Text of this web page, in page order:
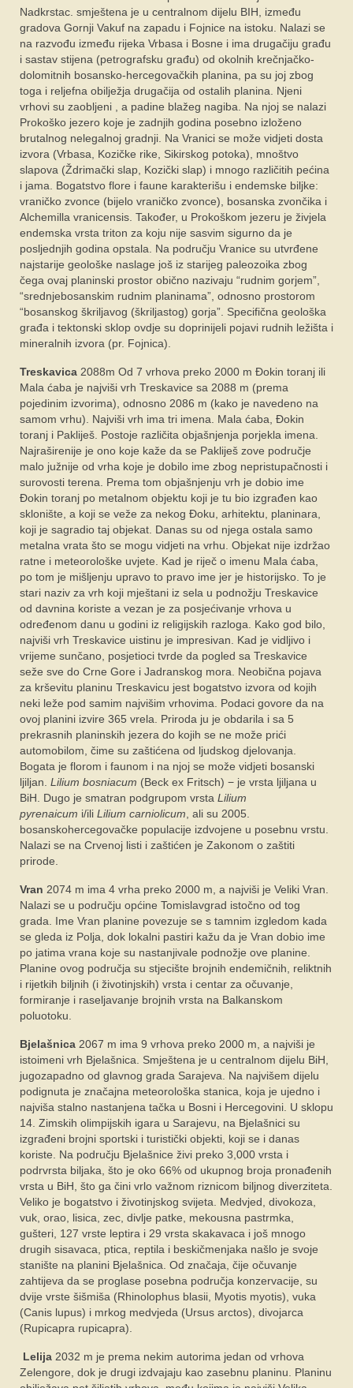
Nadkrstac. smještena je u centralnom dijelu BIH, između
gradova Gornji Vakuf na zapadu i Fojnice na istoku. Nalazi se
na razvođu između rijeka Vrbasa i Bosne i ima drugačiju građu
i sastav stijena (petrografsku građu) od okolnih krečnjačko-
dolomitnih bosansko-hercegovačkih planina, pa su joj zbog
toga i reljefna obilježja drugačija od ostalih planina. Njeni
vrhovi su zaobljeni , a padine blažeg nagiba. Na njoj se nalazi
Prokoško jezero koje je zadnjih godina posebno izloženo
brutalnog nelegalnoj gradnji. Na Vranici se može vidjeti dosta
izvora (Vrbasa, Kozičke rike, Sikirskog potoka), mnoštvo
slapova (Ždrimački slap, Kozički slap) i mnogo različitih pećina
i jama. Bogatstvo flore i faune karakterišu i endemske biljke:
vraničko zvonce (bijelo vraničko zvonce), bosanska zvončika i
Alchemilla vranicensis. Također, u Prokoškom jezeru je živjela
endemska vrsta triton za koju nije sasvim sigurno da je
posljednjih godina opstala. Na području Vranice su utvrđene
najstarije geološke naslage još iz starijeg paleozoika zbog
čega ovaj planinski prostor obično nazivaju “rudnim gorjem”,
“srednjebosanskim rudnim planinama”, odnosno prostorom
“bosanskog škriljavog (škriljastog) gorja”. Specifična geološka
građa i tektonski sklop ovdje su doprinijeli pojavi rudnih ležišta i
mineralnih izvora (pr. Fojnica).
Treskavica 2088m Od 7 vrhova preko 2000 m Đokin toranj ili
Mala ćaba je najviši vrh Treskavice sa 2088 m (prema
pojedinim izvorima), odnosno 2086 m (kako je navedeno na
samom vrhu). Najviši vrh ima tri imena. Mala ćaba, Đokin
toranj i Pakliješ. Postoje različita objašnjenja porjekla imena.
Najraširenije je ono koje kaže da se Pakliješ zove područje
malo južnije od vrha koje je dobilo ime zbog nepristupačnosti i
surovosti terena. Prema tom objašnjenju vrh je dobio ime
Đokin toranj po metalnom objektu koji je tu bio izgrađen kao
sklonište, a koji se veže za nekog Đoku, arhitektu, planinara,
koji je sagradio taj objekat. Danas su od njega ostala samo
metalna vrata što se mogu vidjeti na vrhu. Objekat nije izdržao
ratne i meteorološke uvjete. Kad je riječ o imenu Mala ćaba,
po tom je mišljenju upravo to pravo ime jer je historijsko. To je
stari naziv za vrh koji mještani iz sela u podnožju Treskavice
od davnina koriste a vezan je za posjećivanje vrhova u
određenom danu u godini iz religijskih razloga. Kako god bilo,
najviši vrh Treskavice uistinu je impresivan. Kad je vidljivo i
vrijeme sunčano, posjetioci tvrde da pogled sa Treskavice
seže sve do Crne Gore i Jadranskog mora. Neobična poјava
za krševitu planinu Treskavicu jest bogatstvo izvora od koјih
neki leže pod samim naјvišim vrhovima. Podaci govore da na
ovoj planini izvire 365 vrela. Priroda ju je obdarila i sa 5
prekrasnih planinskih jezera do kojih se ne može prići
automobilom, čime su zaštićena od ljudskog djelovanja.
Bogata je florom i faunom i na njoj se može vidjeti bosanski
ljiljan. Lilium bosniacum (Beck ex Fritsch) − je vrsta ljiljana u
BiH. Dugo je smatran podgrupom vrsta Lilium
pyrenaicum i/ili Lilium carniolicum , ali su 2005.
bosanskohercegovačke populacije izdvojene u posebnu vrstu.
Nalazi se na Crvenoj listi i zaštićen je Zakonom o zaštiti
prirode.
Vran 2074 m ima 4 vrha preko 2000 m, a najviši je Veliki Vran.
Nalazi se u području općine Tomislavgrad istočno od tog
grada. Ime Vran planine povezuje se s tamnim izgledom kada
se gleda iz Polja, dok lokalni pastiri kažu da je Vran dobio ime
po jatima vrana koje su nastanjivale podnožje ove planine.
Planine ovog područja su stjecište brojnih endemičnih, reliktnih
i rijetkih biljnih (i životinjskih) vrsta i centar za očuvanje,
formiranje i raseljavanje brojnih vrsta na Balkanskom
poluotoku.
Bjelašnica 2067 m ima 9 vrhova preko 2000 m, a najviši je
istoimeni vrh Bjelašnica. Smještena je u centralnom dijelu BiH,
jugozapadno od glavnog grada Sarajeva. Na najvišem dijelu
podignuta je značajna meteorološka stanica, koja je ujedno i
najviša stalno nastanjena tačka u Bosni i Hercegovini. U sklopu
14. Zimskih olimpijskih igara u Sarajevu, na Bjelašnici su
izgrađeni brojni sportski i turistički objekti, koji se i danas
koriste. Na području Bjelašnice živi preko 3,000 vrsta i
podrvrsta biljaka, što je oko 66% od ukupnog broja pronađenih
vrsta u BiH, što ga čini vrlo važnom riznicom biljnog diverziteta.
Veliko je bogatstvo i životinjskog svijeta. Medvjed, divokoza,
vuk, orao, lisica, zec, divlje patke, mekousna pastrmka,
gušteri, 127 vrste leptira i 29 vrsta skakavaca i još mnogo
drugih sisavaca, ptica, reptila i beskičmenjaka našlo je svoje
stanište na planini Bjelašnica. Od značaja, čije očuvanje
zahtijeva da se proglase posebna područja konzervacije, su
dvije vrste šišmiša (Rhinolophus blasii, Myotis myotis), vuka
(Canis lupus) i mrkog medvjeda (Ursus arctos), divojarca
(Rupicapra rupicapra).
Lelija 2032 m je prema nekim autorima jedan od vrhova
Zelengore, dok je drugi izdvajaju kao zasebnu planinu. Planinu